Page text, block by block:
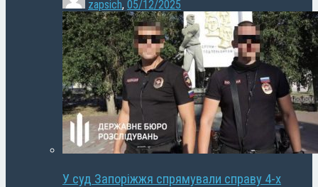
zapsich, 05/12/2025
У суд Запоріжжя спрямували справу 4-х